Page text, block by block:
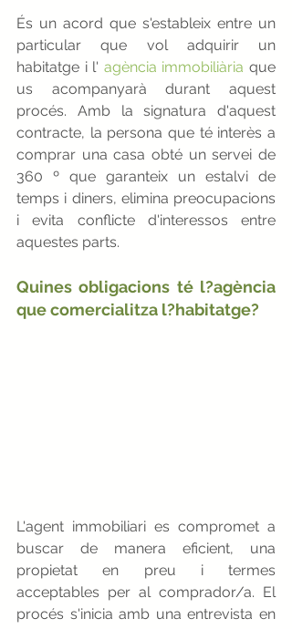
És un acord que s'estableix entre un
particular que vol adquirir un
habitatge i l' agència immobiliària que
us acompanyarà durant aquest
procés. Amb la signatura d'aquest
contracte, la persona que té interès a
comprar una casa obté un servei de
360 º que garanteix un estalvi de
temps i diners, elimina preocupacions
i evita conflicte d'interessos entre
aquestes parts.
Quines obligacions té l?agència
que comercialitza l?habitatge?
L'agent immobiliari es compromet a
buscar de manera eficient, una
propietat en preu i termes
acceptables per al comprador/a. El
procés s'inicia amb una entrevista en